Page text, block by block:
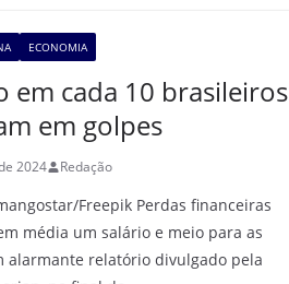
ECONOMIA
em cada 10 brasileiros
em golpes
2024 Redação
Freepik Perdas financeiras
média um salário e meio para as
alarmante relatório divulgado pela